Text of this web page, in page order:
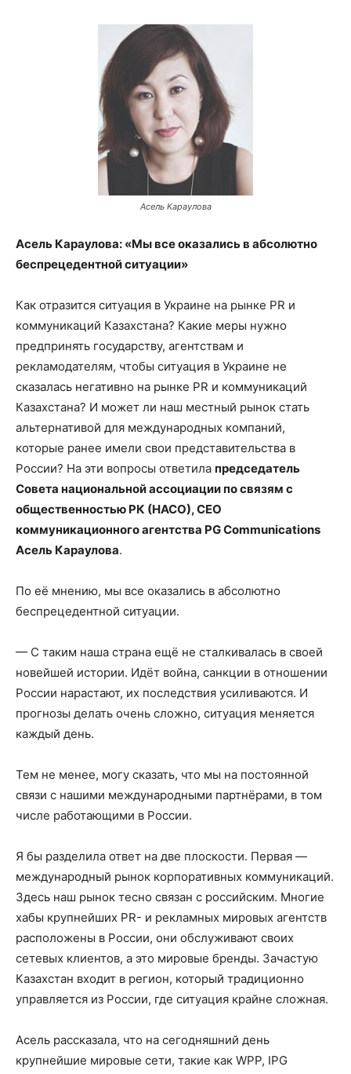
Асель Караулова
Асель Караулова: «Мы все оказались в абсолютно
беспрецедентной ситуации»
Как отразится ситуация в Украине на рынке PR и
коммуникаций Казахстана? Какие меры нужно
предпринять государству, агентствам и
рекламодателям, чтобы ситуация в Украине не
сказалась негативно на рынке PR и коммуникаций
Казахстана? И может ли наш местный рынок стать
альтернативой для международных компаний,
которые ранее имели свои представительства в
России? На эти вопросы ответила председатель
Совета национальной ассоциации по связям с
общественностью РК (НАСО), CEO
коммуникационного агентства PG Communications
Асель Караулова.
По её мнению, мы все оказались в абсолютно
беспрецедентной ситуации.
— С таким наша страна ещё не сталкивалась в своей
новейшей истории. Идёт война, санкции в отношении
России нарастают, их последствия усиливаются. И
прогнозы делать очень сложно, ситуация меняется
каждый день.
Тем не менее, могу сказать, что мы на постоянной
связи с нашими международными партнёрами, в том
числе работающими в России.
Я бы разделила ответ на две плоскости. Первая —
международный рынок корпоративных коммуникаций.
Здесь наш рынок тесно связан с российским. Многие
хабы крупнейших PR- и рекламных мировых агентств
расположены в России, они обслуживают своих
сетевых клиентов, а это мировые бренды. Зачастую
Казахстан входит в регион, который традиционно
управляется из России, где ситуация крайне сложная.
Асель рассказала, что на сегодняшний день
крупнейшие мировые сети, такие как WPP, IPG